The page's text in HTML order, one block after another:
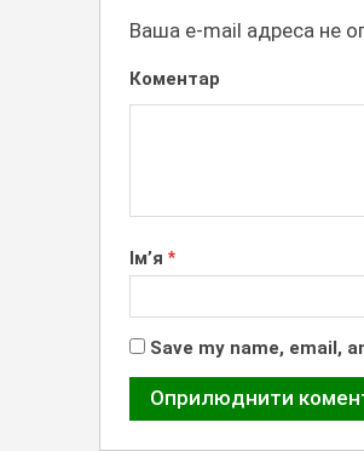
Ваша e-mail адреса не
Коментар
Ім’я *
Save my name, email,